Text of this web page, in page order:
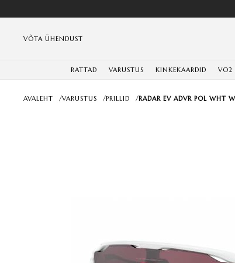
VÕTA ÜHENDUST
RATTAD VARUSTUS KINKEKAARDID VO2
AVALEHT /VARUSTUS /PRILLID /RADAR EV ADVR POL WHT